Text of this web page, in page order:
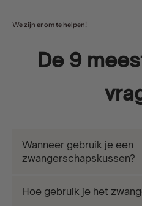
We zijn er om te helpen!
De 9
Wanneer gebruik je een
zwangerschapskussen?
Hoe gebruik je het